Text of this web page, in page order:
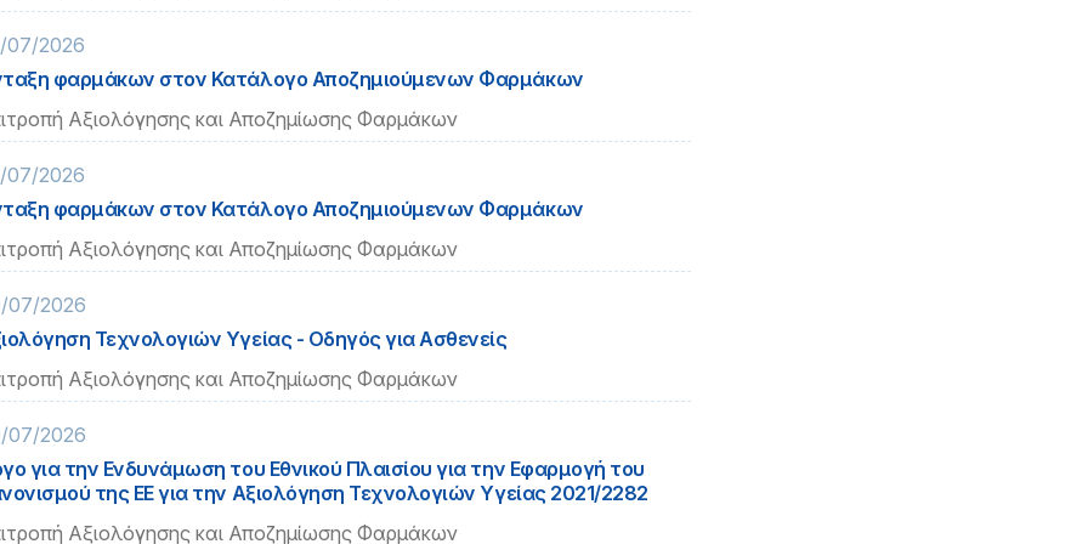
07/2026
φαρμάκων στον Κατάλογο Αποζημιούμενων Φαρμάκων
Αξιολόγησης και Αποζημίωσης Φαρμάκων
07/2026
φαρμάκων στον Κατάλογο Αποζημιούμενων Φαρμάκων
Αξιολόγησης και Αποζημίωσης Φαρμάκων
07/2026
Τεχνολογιών Υγείας - Οδηγός για Ασθενείς
Αξιολόγησης και Αποζημίωσης Φαρμάκων
07/2026
για την Ενδυνάμωση του Εθνικού Πλαισίου για την Εφαρμογή του
της ΕΕ για την Αξιολόγηση Τεχνολογιών Υγείας 2021/2282
Αξιολόγησης και Αποζημίωσης Φαρμάκων